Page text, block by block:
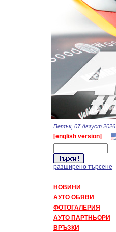
Петък, 07 Август 2026
[english version]
разширено търсене
НОВИНИ
АУТО ОБЯВИ
ФОТОГАЛЕРИЯ
АУТО ПАРТНЬОРИ
ВРЪЗКИ